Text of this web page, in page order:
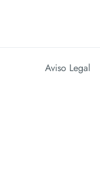
Aviso Legal